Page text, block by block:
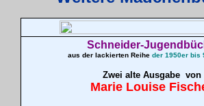
Schneider-
aus der lackierten Reihe der 1950er bis
Zwei alte Ausgabe von
Marie Louise